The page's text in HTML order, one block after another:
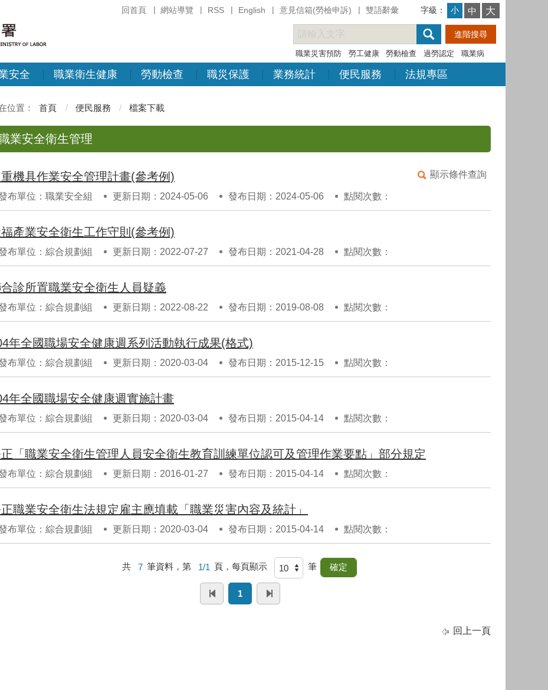
回首頁 網站導覽 RSS English 意見信箱(勞檢申訴) 雙語辭彙 字級： 小 中 大
職業災害預防 勞工健康 勞動檢查 過勞認定 職業病
安全 職業衛生健康 勞動檢查 職災保護 業務統計 便民服務 法規專區
首頁 便民服務 檔案下載
業安全衛生管理
顯示條件查詢
機具作業安全管理計畫(參考例)
布單位：職業安全組 更新日期：2024-05-06 發布日期：2024-05-06 點閱次數：
產業安全衛生工作守則(參考例)
布單位：綜合規劃組 更新日期：2022-07-27 發布日期：2021-04-28 點閱次數：
診所置職業安全衛生人員疑義
布單位：綜合規劃組 更新日期：2022-08-22 發布日期：2019-08-08 點閱次數：
年全國職場安全健康週系列活動執行成果(格式)
布單位：綜合規劃組 更新日期：2020-03-04 發布日期：2015-12-15 點閱次數：
年全國職場安全健康週實施計畫
布單位：綜合規劃組 更新日期：2020-03-04 發布日期：2015-04-14 點閱次數：
「職業安全衛生管理人員安全衛生教育訓練單位認可及管理作業要點」部分規定
布單位：綜合規劃組 更新日期：2016-01-27 發布日期：2015-04-14 點閱次數：
職業安全衛生法規定雇主應填載「職業災害內容及統計」
布單位：綜合規劃組 更新日期：2020-03-04 發布日期：2015-04-14 點閱次數：
共 7 筆資料，第 1/1 頁，每頁顯示 筆
1
回上一頁